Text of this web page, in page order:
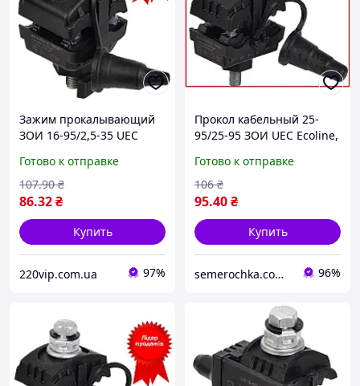
Зажим прокалывающий
ЗОИ 16-95/2,5-35 UEC
прокол, ответвительный
изолирующий
(Улучшенные)
Готово к отправке
86.32₴
107.90 ₴
Купить
220vip.com.ua 97%
Прокол кабельный 25-
95/25-95 ЗОИ UEC Ecoline,
ответвительный
изолирующий
Готово к отправке
95.40₴
106 ₴
Купить
semerochka.com.ua 96%